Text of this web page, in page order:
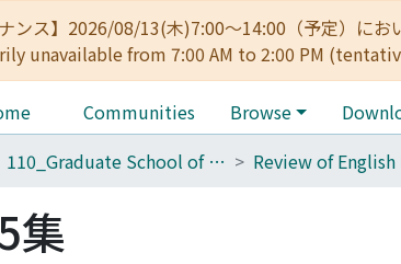
ナンス】2026/08/13(木)7:00～14:00（予定）に
unavailable from 7:00 AM to 2:00 PM
Communities Browse
110_Graduate School of Human and Environmental Studies
集